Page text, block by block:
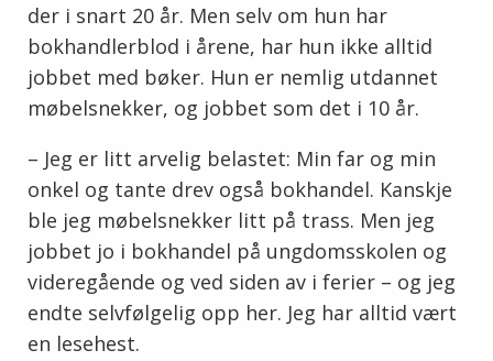
der i snart 20 år. Men selv om hun har
bokhandlerblod i årene, har hun ikke alltid
jobbet med bøker. Hun er nemlig utdannet
møbelsnekker, og jobbet som det i 10 år.
– Jeg er litt arvelig belastet: Min far og min
onkel og tante drev også bokhandel. Kanskje
ble jeg møbelsnekker litt på trass. Men jeg
jobbet jo i bokhandel på ungdomsskolen og
videregående og ved siden av i ferier – og jeg
endte selvfølgelig opp her. Jeg har alltid vært
en lesehest.